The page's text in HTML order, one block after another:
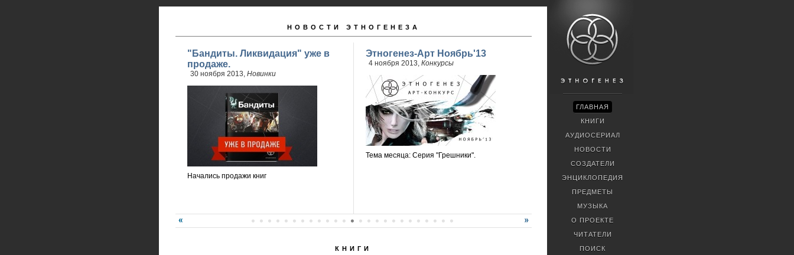
НОВОСТИ ЭТНОГЕНЕЗА
"Бандиты. Ликвидация" уже в
продаже.
30 ноября 2013, Новинки
Начались продажи книг
Этногенез-Арт Ноябрь'13
4 ноября 2013, Конкурсы
Тема месяца: Серия "Грешники".
КНИГИ
ГЛАВНАЯ
КНИГИ
АУДИОСЕРИАЛ
НОВОСТИ
СОЗДАТЕЛИ
ЭНЦИКЛОПЕДИЯ
ПРЕДМЕТЫ
МУЗЫКА
О ПРОЕКТЕ
ЧИТАТЕЛИ
ПОИСК